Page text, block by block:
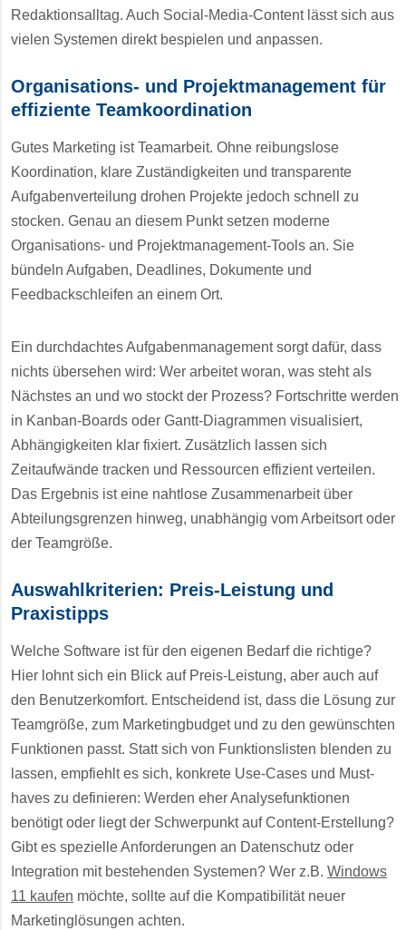
Redaktionsalltag. Auch Social-Media-Content lässt sich aus
vielen Systemen direkt bespielen und anpassen.
Organisations- und Projektmanagement für
effiziente Teamkoordination
Gutes Marketing ist Teamarbeit. Ohne reibungslose
Koordination, klare Zuständigkeiten und transparente
Aufgabenverteilung drohen Projekte jedoch schnell zu
stocken. Genau an diesem Punkt setzen moderne
Organisations- und Projektmanagement-Tools an. Sie
bündeln Aufgaben, Deadlines, Dokumente und
Feedbackschleifen an einem Ort.
Ein durchdachtes Aufgabenmanagement sorgt dafür, dass
nichts übersehen wird: Wer arbeitet woran, was steht als
Nächstes an und wo stockt der Prozess? Fortschritte werden
in Kanban-Boards oder Gantt-Diagrammen visualisiert,
Abhängigkeiten klar fixiert. Zusätzlich lassen sich
Zeitaufwände tracken und Ressourcen effizient verteilen.
Das Ergebnis ist eine nahtlose Zusammenarbeit über
Abteilungsgrenzen hinweg, unabhängig vom Arbeitsort oder
der Teamgröße.
Auswahlkriterien: Preis-Leistung und
Praxistipps
Welche Software ist für den eigenen Bedarf die richtige?
Hier lohnt sich ein Blick auf Preis-Leistung, aber auch auf
den Benutzerkomfort. Entscheidend ist, dass die Lösung zur
Teamgröße, zum Marketingbudget und zu den gewünschten
Funktionen passt. Statt sich von Funktionslisten blenden zu
lassen, empfiehlt es sich, konkrete Use-Cases und Must-
haves zu definieren: Werden eher Analysefunktionen
benötigt oder liegt der Schwerpunkt auf Content-Erstellung?
Gibt es spezielle Anforderungen an Datenschutz oder
Integration mit bestehenden Systemen? Wer z.B. Windows
11 kaufen möchte, sollte auf die Kompatibilität neuer
Marketinglösungen achten.